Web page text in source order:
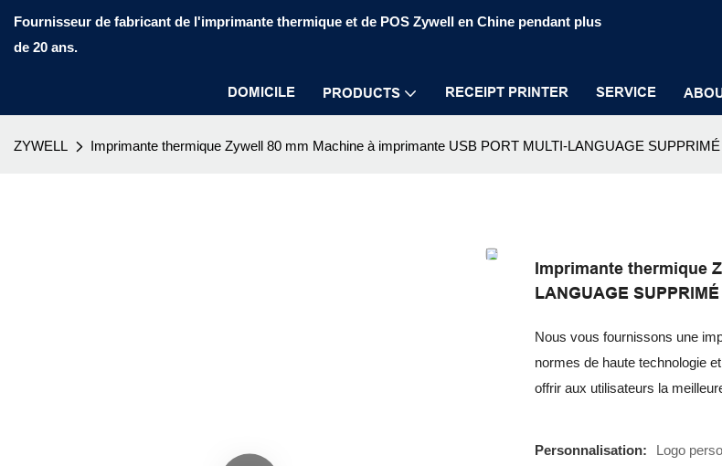
Fournisseur de fabricant de l'imprimante thermique et de POS Zywell en Chine pendant plus
de 20 ans.
DOMICILE PRODUCTS RECEIPT PRINTER SERVICE
ZYWELL Imprimante thermique Zywell 80 mm Machine à imprimante USB PORT MULTI-LANGUAGE
Imprimante thermique
LANGUAGE
Nous vous fournissons une
normes de haute technologie
offrir aux utilisateurs la
Personnalisation:
Logo